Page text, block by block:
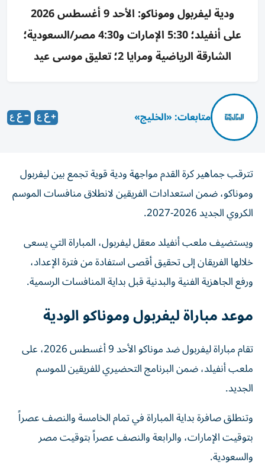
ودية ليفربول وموناكو: الأحد 9 أغسطس 2026
على أنفيلد؛ 5:30 الإمارات و4:30 مصر/السعودية؛
الشارقة الرياضية ومرايا 2؛ تعليق موسى عيد
متابعات: «الخليج»
تترقب جماهير كرة القدم مواجهة ودية قوية تجمع بين ليفربول
وموناكو، ضمن استعدادات الفريقين لانطلاق منافسات الموسم
الكروي الجديد 2026-2027.
ويستضيف ملعب أنفيلد معقل ليفربول، المباراة التي يسعى
خلالها الفريقان إلى تحقيق أقصى استفادة من فترة الإعداد،
ورفع الجاهزية الفنية والبدنية قبل بداية المنافسات الرسمية.
موعد مباراة ليفربول وموناكو الودية
تقام مباراة ليفربول ضد موناكو الأحد 9 أغسطس 2026، على
ملعب أنفيلد، ضمن البرنامج التحضيري للفريقين للموسم
الجديد.
وتنطلق صافرة بداية المباراة في تمام الخامسة والنصف عصراً
بتوقيت الإمارات، والرابعة والنصف عصراً بتوقيت مصر
والسعودية.